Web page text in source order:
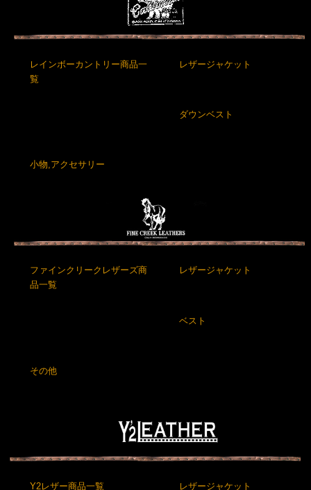
レインボーカントリー商品一
覧
レザージャケット
ダウンベスト
小物,アクセサリー
ファインクリークレザーズ商
品一覧
レザージャケット
ベスト
その他
Y2レザー商品一覧 レザージャケット